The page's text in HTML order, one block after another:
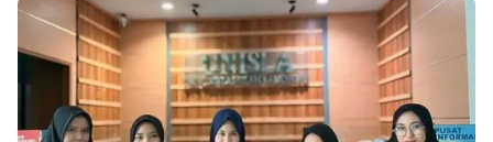
tersebut.&nbsp;&nbsp;